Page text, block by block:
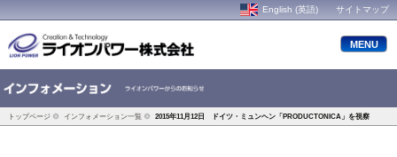
English (英語) サイトマップ
MENU
トップページ インフォメーション一覧 2015年11月12日 ドイツ・ミュンヘン「PRODUCTONICA」を視察